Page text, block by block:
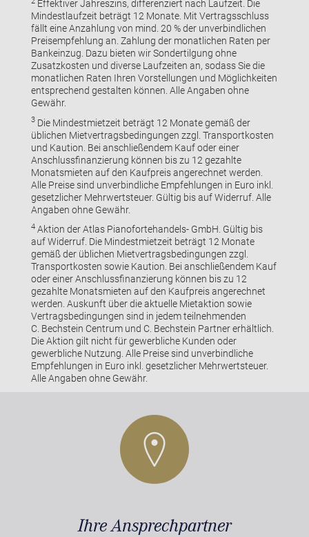
Effektiver Jahreszins, differenziert nach Laufzeit. Die
Mindestlaufzeit beträgt 12 Monate. Mit Vertragsschluss
fällt eine Anzahlung von mind. 20 % der unverbindlichen
Preisempfehlung an. Zahlung der monatlichen Raten per
Bankeinzug. Dazu bieten wir Sondertilgung ohne
Zusatzkosten und diverse Laufzeiten an, sodass Sie die
monatlichen Raten Ihren Vorstellungen und Möglichkeiten
entsprechend gestalten können. Alle Angaben ohne
Gewähr.
3Die Mindestmietzeit beträgt 12 Monate gemäß der
üblichen Mietvertragsbedingungen zzgl. Transportkosten
und Kaution. Bei anschließendem Kauf oder einer
Anschlussfinanzierung können bis zu 12 gezahlte
Monatsmieten auf den Kaufpreis angerechnet werden.
Alle Preise sind unverbindliche Empfehlungen in Euro inkl.
gesetzlicher Mehrwertsteuer. Gültig bis auf Widerruf. Alle
Angaben ohne Gewähr.
4Aktion der Atlas Pianofortehandels- GmbH. Gültig bis
auf Widerruf. Die Mindestmietzeit beträgt 12 Monate
gemäß der üblichen Mietvertragsbedingungen zzgl.
Transportkosten sowie Kaution. Bei anschließendem Kauf
oder einer Anschlussfinanzierung können bis zu 12
gezahlte Monatsmieten auf den Kaufpreis angerechnet
werden. Auskunft über die aktuelle Mietaktion sowie
Vertragsbedingungen sind in jedem teilnehmenden
C. Bechstein Centrum und C. Bechstein Partner erhältlich.
Die Aktion gilt nicht für gewerbliche Kunden oder
gewerbliche Nutzung. Alle Preise sind unverbindliche
Empfehlungen in Euro inkl. gesetzlicher Mehrwertsteuer.
Alle Angaben ohne Gewähr.
Ihre Ansprechpartner